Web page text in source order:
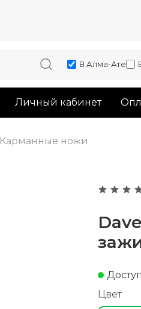
В Алма-Ате
Личный кабинет
Карманные ножи
Цвет